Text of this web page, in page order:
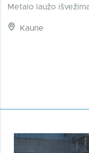
Metalo laužo
Kaune